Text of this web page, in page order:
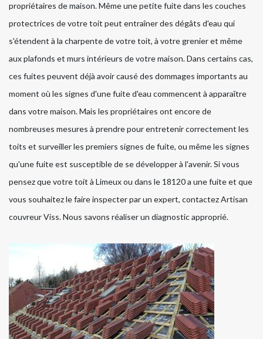
propriétaires de maison. Même une petite fuite dans les couches
protectrices de votre toit peut entraîner des dégâts d'eau qui
s'étendent à la charpente de votre toit, à votre grenier et même
aux plafonds et murs intérieurs de votre maison. Dans certains cas,
ces fuites peuvent déjà avoir causé des dommages importants au
moment où les signes d'une fuite d'eau commencent à apparaître
dans votre maison. Mais les propriétaires ont encore de
nombreuses mesures à prendre pour entretenir correctement les
toits et surveiller les premiers signes de fuite, ou même les signes
qu'une fuite est susceptible de se développer à l'avenir. Si vous
pensez que votre toit à Limeux ou dans le 18120 a une fuite et que
vous souhaitez le faire inspecter par un expert, contactez Artisan
couvreur Viss. Nous savons réaliser un diagnostic approprié.